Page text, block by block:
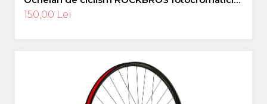
anti-aburire UV400 reglabili
150,00 Lei